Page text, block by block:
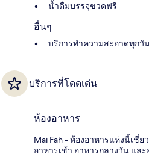
น้ำดื่มบรรจุขวดฟรี
อื่นๆ
บริการทำความสะอาดทุกวั
บริการที่โดดเด่น
ห้องอาหาร
Mai Fah - ห้องอาหารแห่งนี้เชี่
อาหารเช้า อาหารกลางวัน แล